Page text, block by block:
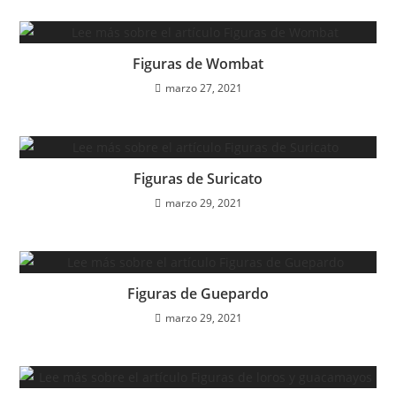
Figuras de Wombat
marzo 27, 2021
Figuras de Suricato
marzo 29, 2021
Figuras de Guepardo
marzo 29, 2021